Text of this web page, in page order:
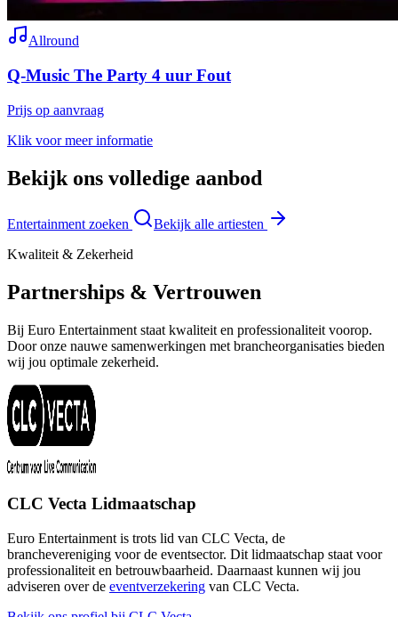
Allround
Q-Music The Party 4 uur Fout
Prijs op aanvraag
Klik voor meer informatie
Bekijk ons volledige aanbod
Entertainment zoeken
Bekijk alle artiesten
Kwaliteit & Zekerheid
Partnerships & Vertrouwen
Bij Euro Entertainment staat kwaliteit en professionaliteit voorop.
Door onze nauwe samenwerkingen met brancheorganisaties bieden
wij jou optimale zekerheid.
CLC Vecta Lidmaatschap
Euro Entertainment is trots lid van CLC Vecta, de
branchevereniging voor de eventsector. Dit lidmaatschap staat voor
professionaliteit en betrouwbaarheid. Daarnaast kunnen wij jou
adviseren over de eventverzekering van CLC Vecta.